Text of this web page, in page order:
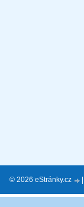
© 2026 eStránky.cz